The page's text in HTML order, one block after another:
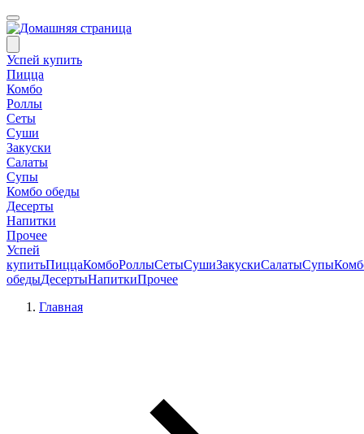
Успей купить
Пицца
Комбо
Роллы
Сеты
Суши
Закуски
Салаты
Супы
Комбо обеды
Десерты
Напитки
Прочее
Успей
купитьПиццаКомбоРоллыСетыСушиЗакускиСалатыСупы
обедыДесертыНапиткиПрочее
Главная